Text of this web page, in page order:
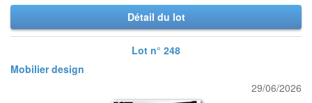
Détail du lot
Lot n° 248
Mobilier design
29/06/2026